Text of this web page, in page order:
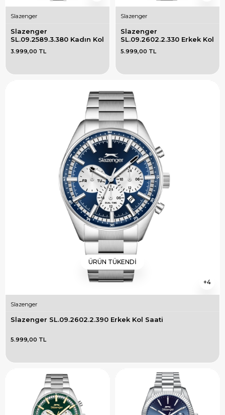
Slazenger
Slazenger
SL.09.2589.3.380 Kadın Kol
3.999,00 TL
Slazenger
Slazenger
SL.09.2602.2.330 Erkek Kol
5.999,00 TL
4
ÜRÜN TÜKENDI
Slazenger
Slazenger SL.09.2602.2.390 Erkek Kol Saati
5.999,00 TL